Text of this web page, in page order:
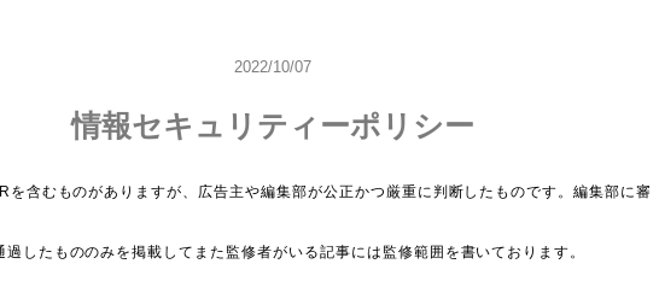
2022/10/07
情報セキュリティーポリシー